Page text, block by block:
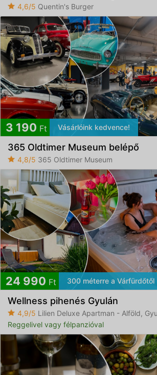
4,6/5 Quentin's Burger
3 190 Ft Vásárlóink kedvence!
365 Oldtimer Museum belépő
4,8/5 365 Oldtimer Museum
24 990 Ft 300 méterre a Várfürdőtől
Wellness pihenés Gyulán
4,9/5 Lilien Deluxe Apartman - Alföld,
Reggelivel vagy félpanzióval